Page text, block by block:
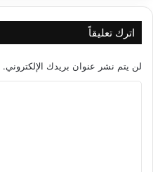
اترك تعليقاً
لن يتم نشر عنوان بريدك الإلكتروني.